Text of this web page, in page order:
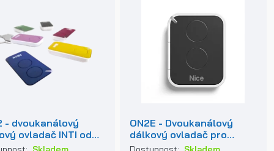
- dvoukanálový
ovladač INTI od
ON2E - Dvoukanálový
dálkový ovladač pro
pohony NICE FLO2RE